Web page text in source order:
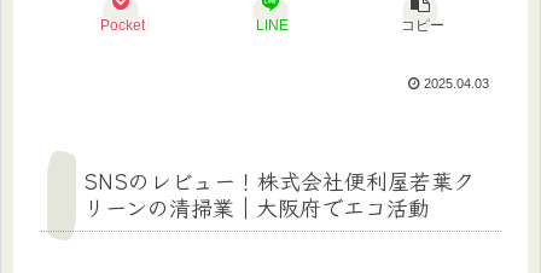
Pocket LINE コピー
2025.04.03
SNSのレビュー！株式会社便利屋若葉ク
リーンの清掃業｜大阪府でエコ活動